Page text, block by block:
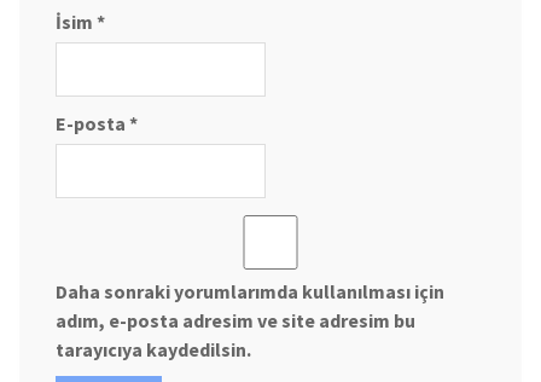
İsim *
E-posta *
Daha sonraki yorumlarımda kullanılması için
adım, e-posta adresim ve site adresim bu
tarayıcıya kaydedilsin.